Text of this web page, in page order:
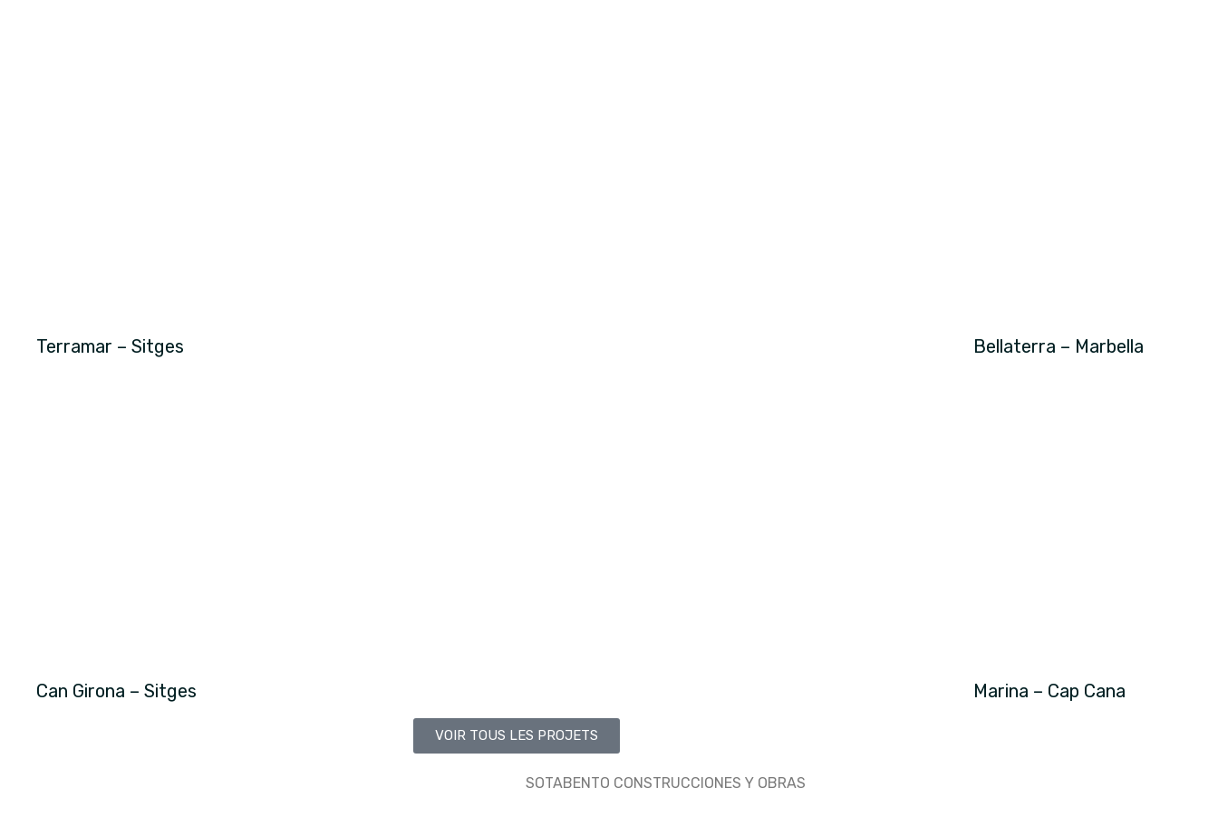
Terramar – Sitges Bellaterra – Marbella
Can Girona – Sitges Marina – Cap Cana
VOIR TOUS LES PROJETS
SOTABENTO CONSTRUCCIONES Y OBRAS